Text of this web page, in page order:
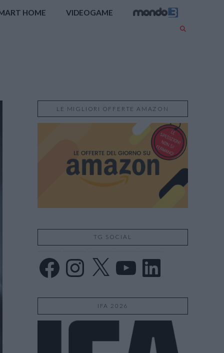
HOME VIDEOGAME
LE MIGLIORI OFFERTE AMAZON
TG SOCIAL
Facebook Instagram YouTube LinkedIn
IFA 2026